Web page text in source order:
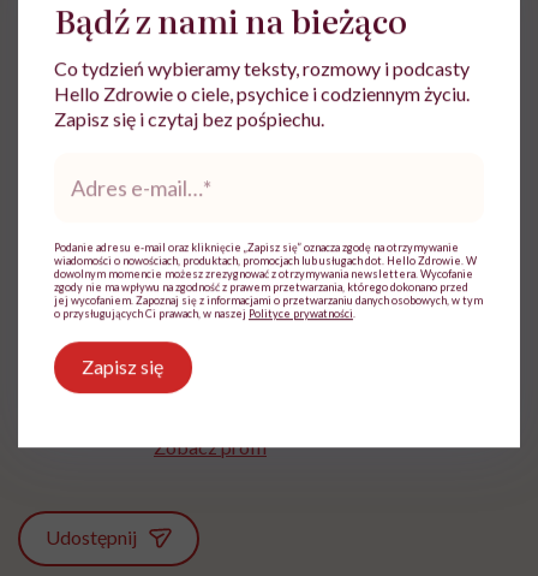
Zmień ustawienia
Ewa Wojciechowska
reportażystka. Pisze, od kiedy pamięta, a w
międzyczasie lubi słuchać i obserwować
Zobacz profil
Udostępnij
Bądź z nami na bieżąco
Co tydzień wybieramy teksty, rozmowy i podcasty
Hello Zdrowie o ciele, psychice i codziennym życiu.
Zapisz się i czytaj bez pośpiechu.
mail*
Podanie adresu e-mail oraz kliknięcie „Zapisz się” oznacza zgodę na otrzymywanie
wiadomości o nowościach, produktach, promocjach lub usługach dot. Hello Zdrowie. W
dowolnym momencie możesz zrezygnować z otrzymywania newslettera. Wycofanie
zgody nie ma wpływu na zgodność z prawem przetwarzania, którego dokonano przed
jej wycofaniem. Zapoznaj się z informacjami o przetwarzaniu danych osobowych, w tym
o przysługujących Ci prawach, w naszej Polityce prywatności
Zapisz się